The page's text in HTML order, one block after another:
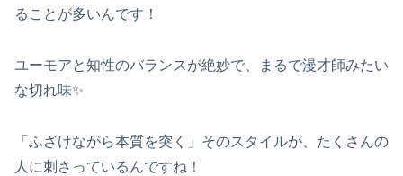
ることが多いんです！
ユーモアと知性のバランスが絶妙で、まるで漫才師みたい
な切れ味✨
「ふざけながら本質を突く」そのスタイルが、たくさんの
人に刺さっているんですね！